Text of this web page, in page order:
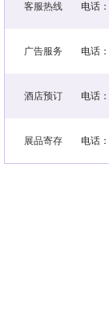
客服热线 电话：
广告服务 电话：
酒店预订 电话：
展品寄存 电话：